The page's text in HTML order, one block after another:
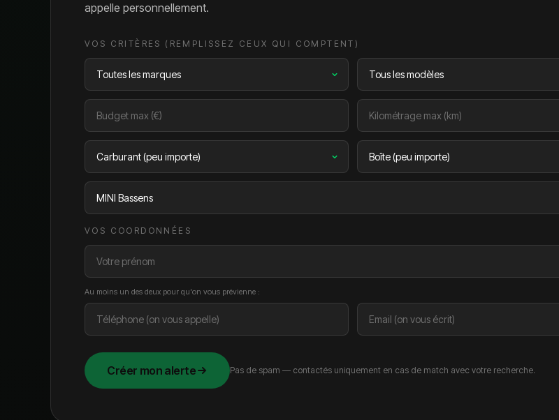
appelle personnellement.
VOS CRITÈRES (REMPLISSEZ CEUX QUI COMPTENT)
VOS COORDONNÉES
Au moins un des deux pour qu'on vous prévienne :
Créer mon alerte Pas de spam — contactés uniquement en cas de match avec votre recherche.